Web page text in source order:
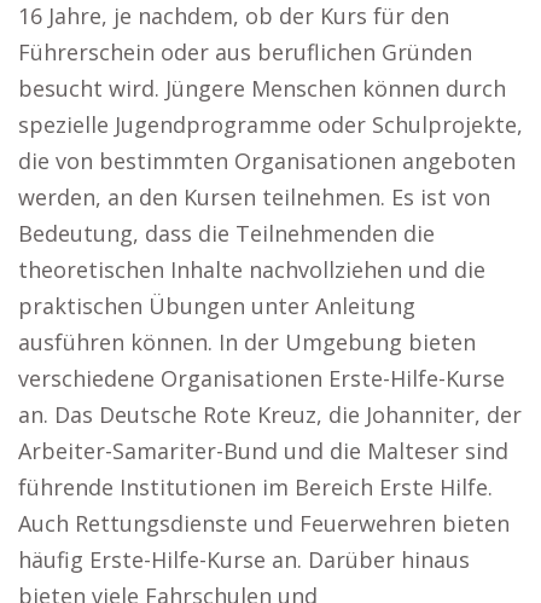
16 Jahre, je nachdem, ob der Kurs für den
Führerschein oder aus beruflichen Gründen
besucht wird. Jüngere Menschen können durch
spezielle Jugendprogramme oder Schulprojekte,
die von bestimmten Organisationen angeboten
werden, an den Kursen teilnehmen. Es ist von
Bedeutung, dass die Teilnehmenden die
theoretischen Inhalte nachvollziehen und die
praktischen Übungen unter Anleitung
ausführen können. In der Umgebung bieten
verschiedene Organisationen Erste-Hilfe-Kurse
an. Das Deutsche Rote Kreuz, die Johanniter, der
Arbeiter-Samariter-Bund und die Malteser sind
führende Institutionen im Bereich Erste Hilfe.
Auch Rettungsdienste und Feuerwehren bieten
häufig Erste-Hilfe-Kurse an. Darüber hinaus
bieten viele Fahrschulen und